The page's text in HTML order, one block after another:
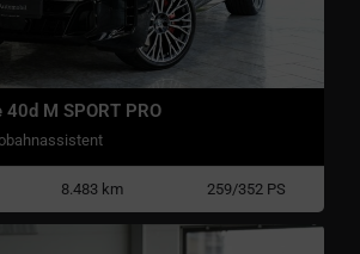
M SPORT PRO
8.483 km 259/352 PS